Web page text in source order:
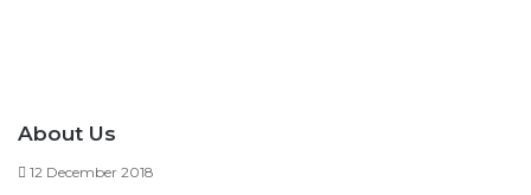
About Us
12 December 2018